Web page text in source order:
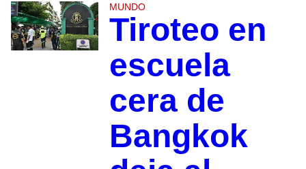
MUNDO
Tiroteo en
escuela
cera de
Bangkok